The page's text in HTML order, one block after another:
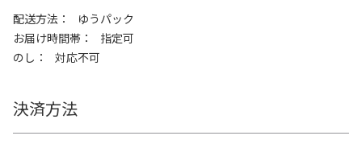
配送方法
ゆうパック
お届け時間帯
指定可
のし
対応不可
決済方法